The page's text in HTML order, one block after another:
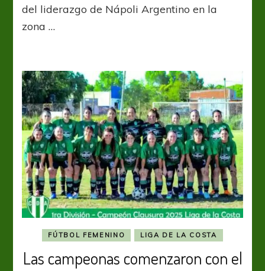
cima
del liderazgo de Nápoli Argentino en la
zona …
FÚTBOL FEMENINO LIGA DE LA COSTA
Las campeonas comenzaron con el